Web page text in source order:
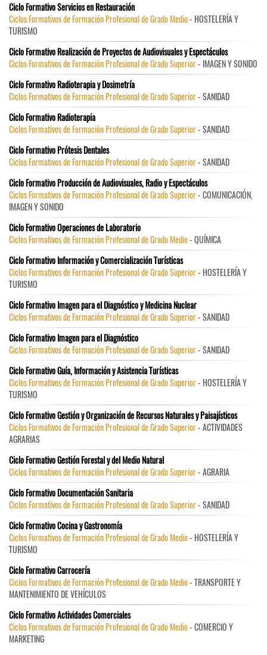
Ciclo Formativo Servicios en Restauración
Ciclos Formativos de Formación Profesional de Grado Medio- HOSTELERÍA Y
TURISMO
Ciclo Formativo Realización de Proyectos de Audiovisuales y Espectáculos
Ciclos Formativos de Formación Profesional de Grado Superior- IMAGEN Y SONIDO
Ciclo Formativo Radioterapia y Dosimetría
Ciclos Formativos de Formación Profesional de Grado Superior- SANIDAD
Ciclo Formativo Radioterapia
Ciclos Formativos de Formación Profesional de Grado Superior- SANIDAD
Ciclo Formativo Prótesis Dentales
Ciclos Formativos de Formación Profesional de Grado Superior- SANIDAD
Ciclo Formativo Producción de Audiovisuales, Radio y Espectáculos
Ciclos Formativos de Formación Profesional de Grado Superior- COMUNICACIÓN,
IMAGEN Y SONIDO
Ciclo Formativo Operaciones de Laboratorio
Ciclos Formativos de Formación Profesional de Grado Medio- QUÍMICA
Ciclo Formativo Información y Comercialización Turísticas
Ciclos Formativos de Formación Profesional de Grado Superior- HOSTELERÍA Y
TURISMO
Ciclo Formativo Imagen para el Diagnóstico y Medicina Nuclear
Ciclos Formativos de Formación Profesional de Grado Superior- SANIDAD
Ciclo Formativo Imagen para el Diagnóstico
Ciclos Formativos de Formación Profesional de Grado Superior- SANIDAD
Ciclo Formativo Guía, Información y Asistencia Turísticas
Ciclos Formativos de Formación Profesional de Grado Superior- HOSTELERÍA Y
TURISMO
Ciclo Formativo Gestión y Organización de Recursos Naturales y Paisajísticos
Ciclos Formativos de Formación Profesional de Grado Superior- ACTIVIDADES
AGRARIAS
Ciclo Formativo Gestión Forestal y del Medio Natural
Ciclos Formativos de Formación Profesional de Grado Superior- AGRARIA
Ciclo Formativo Documentación Sanitaria
Ciclos Formativos de Formación Profesional de Grado Superior- SANIDAD
Ciclo Formativo Cocina y Gastronomía
Ciclos Formativos de Formación Profesional de Grado Medio- HOSTELERÍA Y
TURISMO
Ciclo Formativo Carrocería
Ciclos Formativos de Formación Profesional de Grado Medio- TRANSPORTE Y
MANTENIMIENTO DE VEHÍCULOS
Ciclo Formativo Actividades Comerciales
Ciclos Formativos de Formación Profesional de Grado Medio- COMERCIO Y
MARKETING